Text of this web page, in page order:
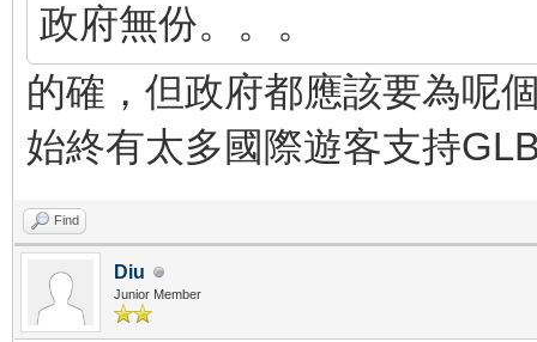
政府無份。。。
的確，但政府都應該要為呢
始終有太多國際遊客支持
Find
Diu
Junior Member